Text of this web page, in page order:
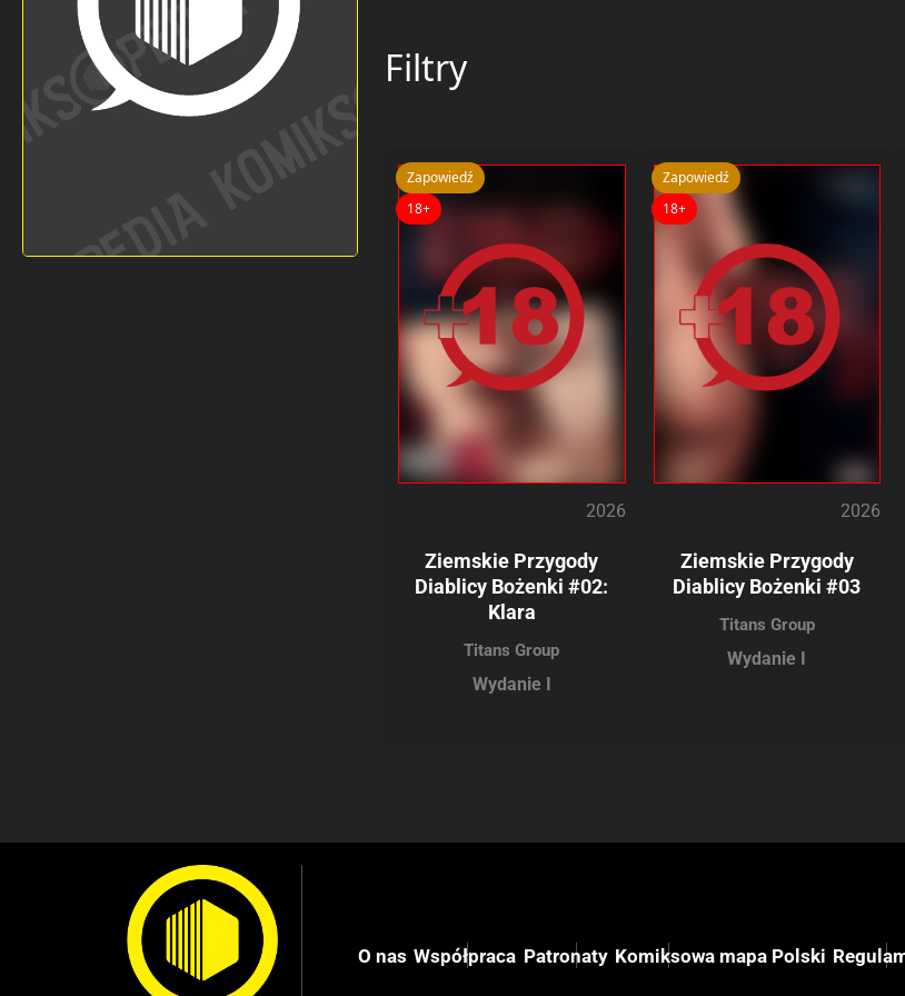
Filtry
Zapowiedź
18+
2026
Ziemskie Przygody
Diablicy Bożenki #02:
Klara
Titans Group
Wydanie I
Zapowiedź
18+
2026
Ziemskie Przygody
Diablicy Bożenki #03
Titans Group
Wydanie I
O nas Współpraca Patronaty Komiksowa mapa Polski